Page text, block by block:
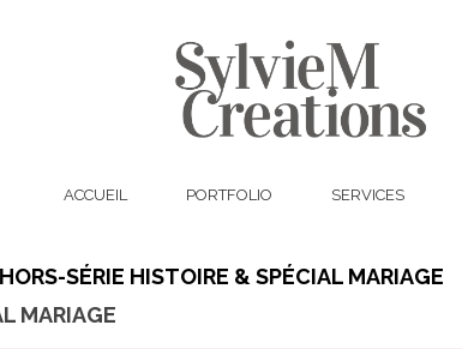
ACCUEIL PORTFOLIO SERVICES
SÉRIE HISTOIRE & SPÉCIAL MARIAGE
MARIAGE